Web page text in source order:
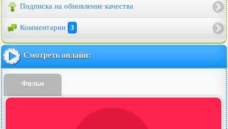
Подписка на обновление качества
Комментарии 3
Смотреть онлайн:
Фильм